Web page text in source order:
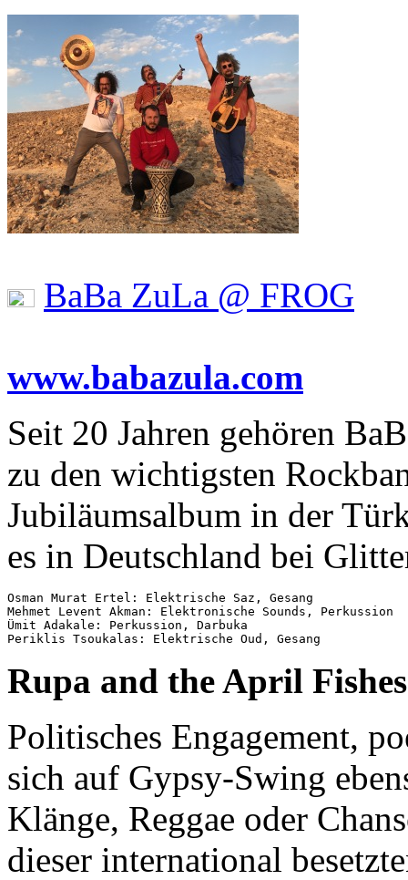
BaBa ZuLa @ FROG
www.babazula.com
Seit 20 Jahren gehören
zu den wichtigsten
Jubiläumsalbum in der
es in Deutschland bei
Osman Murat Ertel: Elektrische Saz, Gesang
Mehmet Levent Akman: Elektronische Sounds, Perkussion
Ümit Adakale: Perkussion, Darbuka
Rupa and the April
Politisches Engagement,
sich auf Gypsy-Swing
Klänge, Reggae oder
dieser international